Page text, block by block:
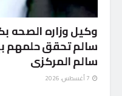
وكيل وزاره الصحه
سالم تحقق
سالم المركزى